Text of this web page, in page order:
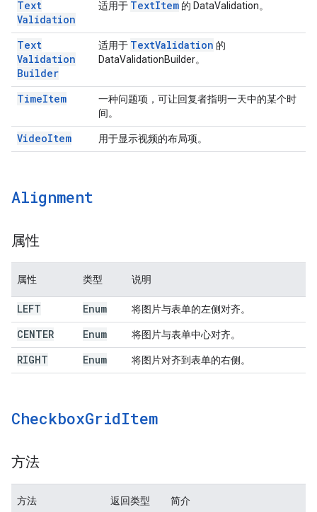
Text
Validation
适用于 TextItem 的 DataValidation。
Text
Validation
Builder
适用于 TextValidation 的
DataValidationBuilder。
TimeItem
一种问题项，可让回复者指明一天中的某个时
间。
VideoItem 用于显示视频的布局项。
Alignment
属性
属性 类型 说明
LEFT Enum 将图片与表单的左侧对齐。
CENTER Enum 将图片与表单中心对齐。
RIGHT Enum 将图片对齐到表单的右侧。
CheckboxGridItem
方法
方法 返回类型 简介